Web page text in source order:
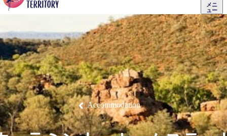
メニ
ュー
メ
イ
ン
ナ
ビ
ゲ
最
も
人
ー
ズ
ロ
ッ
ク
ダ
ー
ウ
ィ
ン
ス
ス
プ
リ
ン
グ
ズ
カ
ド
ゥ
国
立
公
園
フ
ィ
ー
ル
ド
国
立
公
園
ワ
タ
ル
カ
国
立
公
園
テ
ィ
ウ
ィ
諸
島
ニ
ト
ミ
ル
ク
国
立
公
園
/
デ
ビ
ル
ズ・
マ
ー
ブ
ル
ズ
保
護
区
ャ/
ウ
ェ
ス
ト
マ
ク
ド
ネ
ル
国
立
公
園
民
文
化
体
験
＆
ド
リ
ン
ク
バ
ル
と
イ
ベ
ン
ト
ア・
ア
ク
テ
ィ
ビ
テ
ィ
自
然
と
野
生
生
物
歴
史
と
伝
統
釣
り
ラ
グ
ジ
ュ
ア
リ
ー
な
体
験
キ
ャ
ン
ピ
ン
グ
&
グ
ラ
ン
ピ
ン
グ
旅
の
コ
ツ
宿
泊
施
設
同
行
ツ
ア
ー
機
関
＆
レ
ン
タ
ル
ラ
ン
＆
オ
フ
ァ
ー
Accommodation